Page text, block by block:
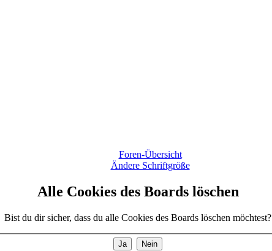
Foren-Übersicht
Ändere Schriftgröße
Alle Cookies des Boards löschen
Bist du dir sicher, dass du alle Cookies des Boards löschen möchtest?